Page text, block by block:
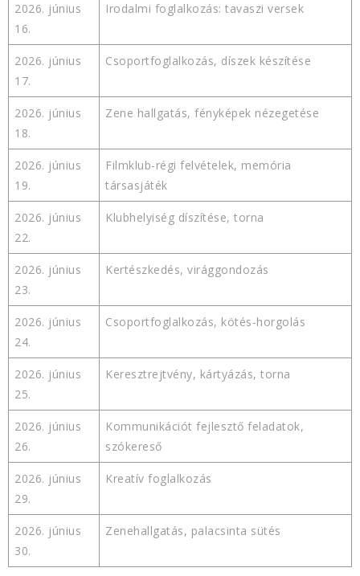
2026. június
16.
Irodalmi foglalkozás: tavaszi versek
2026. június
17.
Csoportfoglalkozás, díszek készítése
2026. június
18.
Zene hallgatás, fényképek nézegetése
2026. június
19.
Filmklub-régi felvételek, memória
társasjáték
2026. június
22.
Klubhelyiség díszítése, torna
2026. június
23.
Kertészkedés, virággondozás
2026. június
24.
Csoportfoglalkozás, kötés-horgolás
2026. június
25.
Keresztrejtvény, kártyázás, torna
2026. június
26.
Kommunikációt fejlesztő feladatok,
szókereső
2026. június
29.
Kreatív foglalkozás
2026. június
30.
Zenehallgatás, palacsinta sütés